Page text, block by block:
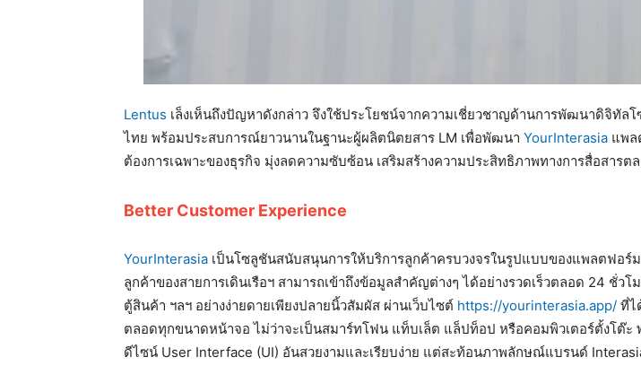
Lentus เล็งเห็นถึงปัญหาดังกล่าว จึงใช้ประโยชน์จากความเชี่ยวชาญด้านการพัฒนาดิจิทัล
ไทย พร้อมประสบการณ์ยาวนานในฐานะผู้ผลิตนิตยสาร LM เพื่อพัฒนา YourInterasia แพล
ต้องการเฉพาะของธุรกิจ มุ่งลดความซับซ้อน เสริมสร้างความประสิทธิภาพทางการสื่อสารต
Better Customer Experience
YourInterasia เป็นโซลูชันสนับสนุนการให้บริการลูกค้าครบวงจรในรูปแบบของแพลตฟอ
ลูกค้าของสายการเดินเรือฯ สามารถเข้าถึงข้อมูลสำคัญต่างๆ ได้อย่างรวดเร็วตลอด 24 ชั่ว
ตู้สินค้า ฯลฯ อย่างง่ายดายเพียงปลายนิ้วสัมผัส ผ่านเว็บไซต์ https://yourinterasia.app/ ที่ไ
ตลอดทุกขนาดหน้าจอ ไม่ว่าจะเป็นสมาร์ทโฟน แท็บเล็ต แล็ปท็อป หรือคอมพิวเตอร์ตั้งโต๊
ดีไซน์ User Interface (UI) อันสวยงามและเรียบง่าย แต่สะท้อนภาพลักษณ์แบรนด์